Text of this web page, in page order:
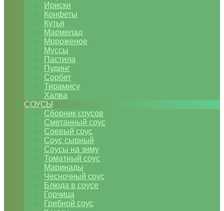
Ириски
Конфеты
Кутья
Мармелад
Мороженое
Муссы
Пастила
Пудинг
Сорбет
Тирамису
Халва
СОУСЫ
Сборник соусов
Сметанный соус
Соевый соус
Соус сырный
Соусы на зиму
Томатный соус
Маринады
Чесночный соус
Блюда в соусе
Горчица
Грибной соус